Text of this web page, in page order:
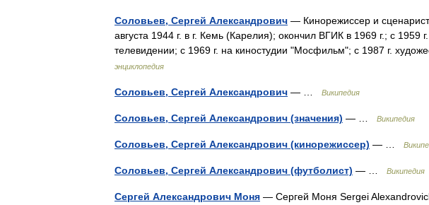
Соловьев, Сергей Александрович — Кинорежиссер и
августа 1944 г. в г. Кемь (Карелия); окончил ВГИК в 1969 г.; с 1959
телевидении; с 1969 г. на киностудии "Мосфильм"; с 1987 г.
энциклопедия
Соловьев, Сергей Александрович — … Википедия
Соловьев, Сергей Александрович (значения) — … Википедия
Соловьев, Сергей Александрович (кинорежиссер) — …
Соловьев, Сергей Александрович (футболист) — … Википедия
Сергей Александрович Моня — Сергей Моня Sergei